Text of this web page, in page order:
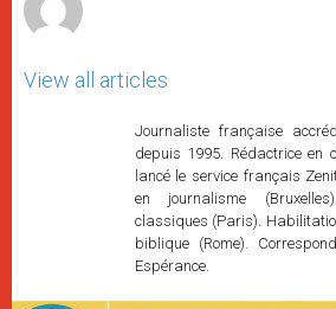
View all articles
Journaliste française
depuis 1995. Rédactrice en
lancé le service français
en journalisme
classiques (Paris).
biblique (Rome).
Espérance.